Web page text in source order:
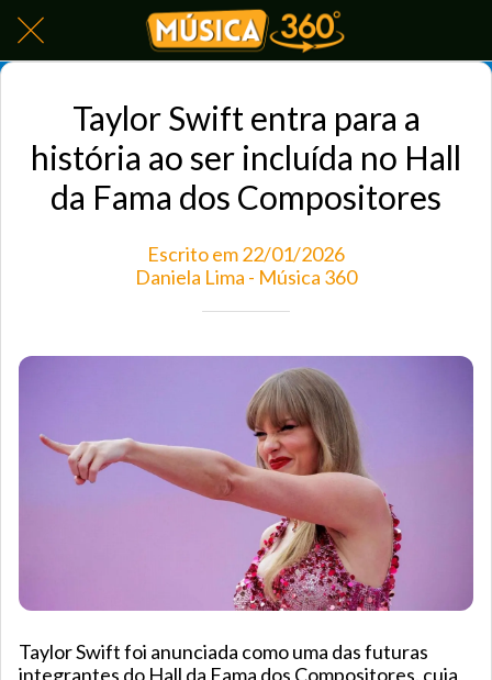
Taylor Swift entra para a
história ao ser incluída no Hall
da Fama dos Compositores
Escrito em 22/01/2026
Daniela Lima - Música 360
Taylor Swift foi anunciada como uma das futuras
integrantes do Hall da Fama dos Compositores, cuja